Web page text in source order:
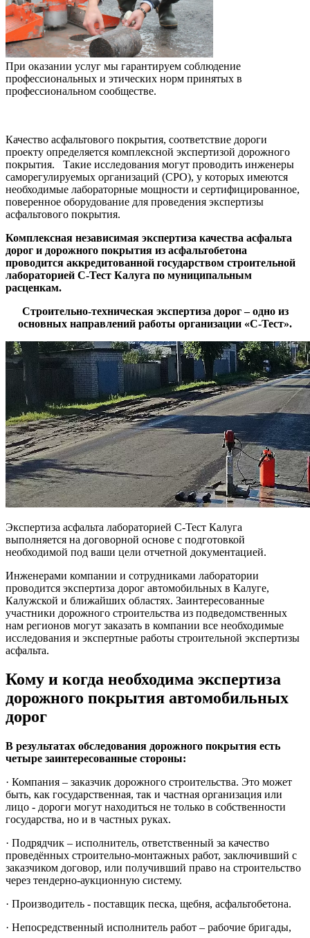
При оказании услуг мы гарантируем соблюдение
профессиональных и этических норм принятых в
профессиональном сообществе.
Качество асфальтового покрытия, соответствие дороги
проекту определяется комплексной экспертизой дорожного
покрытия. Такие исследования могут проводить инженеры
саморегулируемых организаций (СРО), у которых имеются
необходимые лабораторные мощности и сертифицированное,
поверенное оборудование для проведения экспертизы
асфальтового покрытия.
Комплексная независимая экспертиза качества асфальта
дорог и дорожного покрытия из асфальтобетона
проводится аккредитованной государством строительной
лабораторией С-Тест Калуга по муниципальным
расценкам.
Строительно-техническая экспертиза дорог – одно из
основных направлений работы организации «С-Тест».
Экспертиза асфальта лабораторией С-Тест Калуга
выполняется на договорной основе с подготовкой
необходимой под ваши цели отчетной документацией.
Инженерами компании и сотрудниками лаборатории
проводится экспертиза дорог автомобильных в Калуге,
Калужской и ближайших областях. Заинтересованные
участники дорожного строительства из подведомственных
нам регионов могут заказать в компании все необходимые
исследования и экспертные работы строительной экспертизы
асфальта.
Кому и когда необходима экспертиза
дорожного покрытия автомобильных
дорог
В результатах обследования дорожного покрытия есть
четыре заинтересованные стороны:
· Компания – заказчик дорожного строительства. Это может
быть, как государственная, так и частная организация или
лицо - дороги могут находиться не только в собственности
государства, но и в частных руках.
· Подрядчик – исполнитель, ответственный за качество
проведённых строительно-монтажных работ, заключивший с
заказчиком договор, или получивший право на строительство
через тендерно-аукционную систему.
· Производитель - поставщик песка, щебня, асфальтобетона.
· Непосредственный исполнитель работ – рабочие бригады,